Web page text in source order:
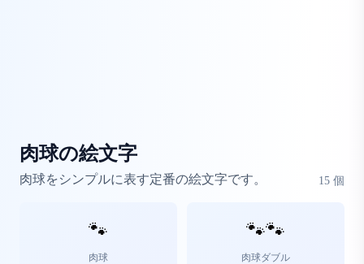
肉球の絵文字
肉球をシンプルに表す定番の絵文字です。 15 個
🐾
肉球
🐾🐾
肉球ダブル